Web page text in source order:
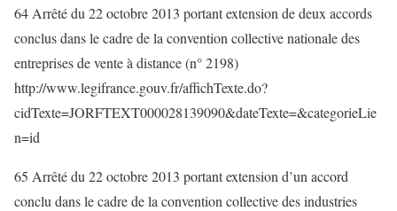
64 Arrêté du 22 octobre 2013 portant extension de deux accords
conclus dans le cadre de la convention collective nationale des
entreprises de vente à distance (n° 2198)
http://www.legifrance.gouv.fr/affichTexte.do?
cidTexte=JORFTEXT000028139090&dateTexte=&categorieLie
n=id
65 Arrêté du 22 octobre 2013 portant extension d’un accord
conclu dans le cadre de la convention collective des industries